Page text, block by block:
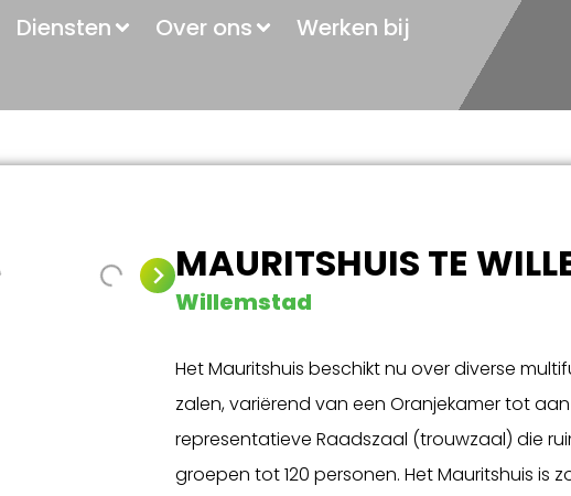
Diensten Over ons
Werken bij
MAURITSHUIS TE
Willemstad
Het Mauritshuis beschikt nu over diverse
zalen, variërend van een Oranjekamer tot
representatieve Raadszaal (trouwzaal) die
groepen tot 120 personen. Het Mauritshuis is